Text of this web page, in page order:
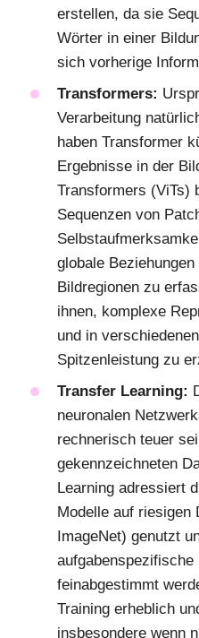
erstellen, da sie
Wörter in einer
sich vorherige
Transformers:
Verarbeitung
haben Transformer
Ergebnisse in der
Transformers (ViTs)
Sequenzen von
globale
Bildregionen zu
ihnen, komplexe
und in
Spitzenleistung zu
Transfer Learning:
neuronalen
rechnerisch teuer
gekennzeichneten
Learning adressiert
Modelle auf riesigen
ImageNet) genutzt
aufgabenspezifische
feinabgestimmt
Training erheblich
insbesondere wenn